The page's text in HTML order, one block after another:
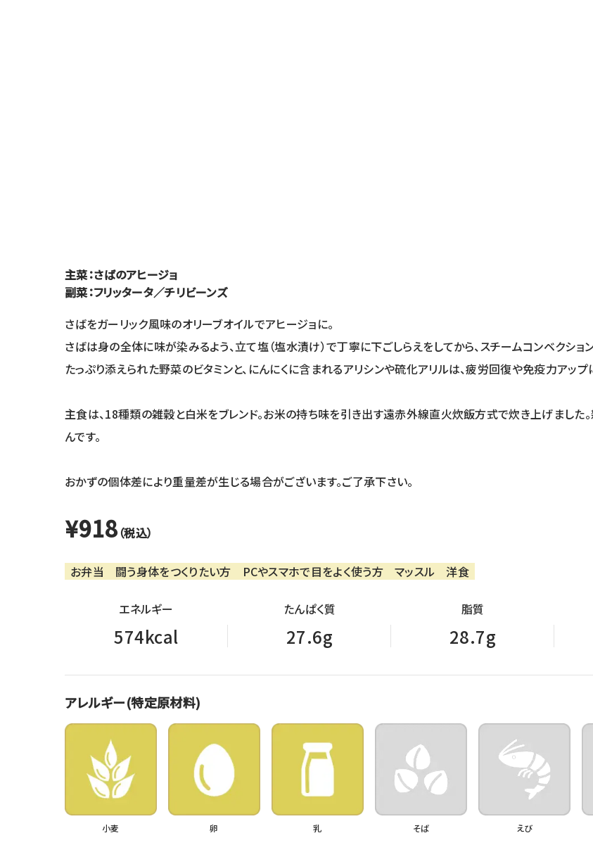
主菜：さばのアヒージョ
副菜：フリッタータ／チリビーンズ
さばをガーリック風味のオリーブオイルでアヒージョに。
さばは身の全体に味が染みるよう、立て塩（塩水漬け）で丁寧に下ごしらえをしてから、スチームコンベクショ
たっぷり添えられた野菜のビタミンと、にんにくに含まれるアリシンや硫化アリルは、疲労回復や免疫力アップ
主食は、18種類の雑穀と白米をブレンド。お米の持ち味を引き出す遠赤外線直火炊飯方式で炊き上げました
んです。
おかずの個体差により重量差が生じる場合がございます。ご了承下さい。
¥918 （税込）
お弁当 闘う身体をつくりたい方 PCやスマホで目をよく使う方 マッスル 洋食
エネルギー
574kcal
たんぱく質
27.6g
脂質
28.7g
アレルギー(特定原材料)
小麦 卵 乳 そば えび